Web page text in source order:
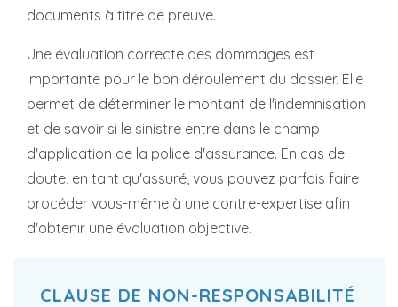
documents à titre de preuve.
Une évaluation correcte des dommages est
importante pour le bon déroulement du dossier. Elle
permet de déterminer le montant de l'indemnisation
et de savoir si le sinistre entre dans le champ
d'application de la police d'assurance. En cas de
doute, en tant qu'assuré, vous pouvez parfois faire
procéder vous-même à une contre-expertise afin
d'obtenir une évaluation objective.
CLAUSE DE NON-RESPONSABILITÉ